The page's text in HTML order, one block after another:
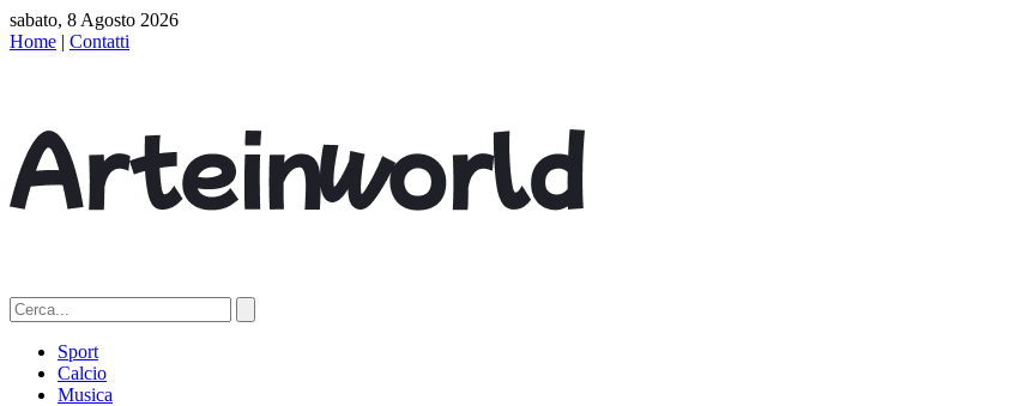
sabato, 8 Agosto 2026
Home | Contatti
Sport
Calcio
Musica